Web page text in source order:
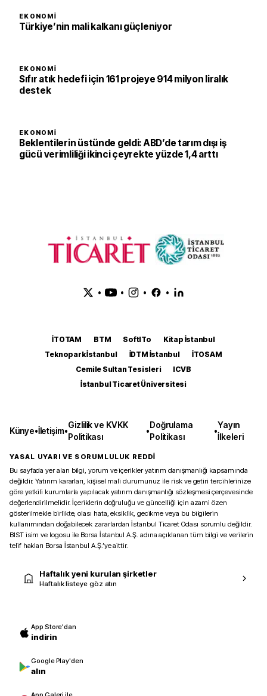
EKONOMI
Türkiye’nin mali kalkanı güçleniyor
EKONOMI
Sıfır atık hedefi için 161 projeye 914 milyon liralık
destek
EKONOMI
Beklentilerin üstünde geldi: ABD’de tarım dışı iş
gücü verimliliği ikinci çeyrekte yüzde 1,4 arttı
• • • •
İTOTAM BTM SoftITo
Kitap İstanbul
Teknopark İstanbul
İDTM İstanbul
İTOSAM
Cemile Sultan Tesisleri
ICVB
İstanbul Ticaret Üniversitesi
Künye•İletişim•
Gizlilik ve KVKK
Politikası
•
Doğrulama
Politikası
•
Yayın
İlkeleri
YASAL UYARI VE SORUMLULUK REDDİ
Bu sayfada yer alan bilgi, yorum ve içerikler yatırım danışmanlığı kapsamında
değildir. Yatırım kararları, kişisel mali durumunuz ile risk ve getiri tercihlerinize
göre yetkili kurumlarla yapılacak yatırım danışmanlığı sözleşmesi çerçevesinde
değerlendirilmelidir. İçeriklerin doğruluğu ve güncelliği için azami özen
gösterilmekle birlikte, olası hata, eksiklik, gecikme veya bu bilgilerin
kullanımından doğabilecek zararlardan İstanbul Ticaret Odası sorumlu değildir.
BIST isim ve logosu ile Borsa İstanbul A.Ş. adına açıklanan tüm bilgi ve verilerin
telif hakları Borsa İstanbul A.Ş.’ye aittir.
Haftalık yeni kurulan şirketler
Haftalık listeye göz atın
App Store'dan
indirin
Google Play'den
alın